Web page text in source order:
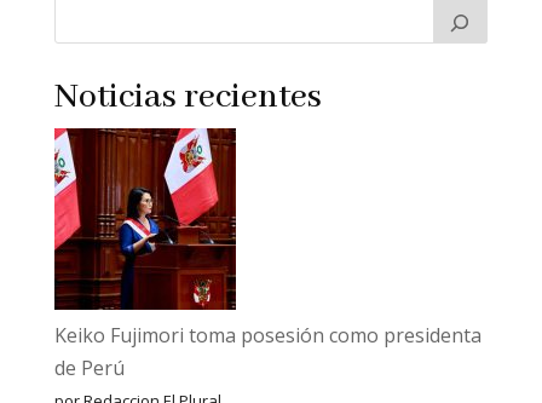
Noticias recientes
Keiko Fujimori toma posesión como presidenta
de Perú